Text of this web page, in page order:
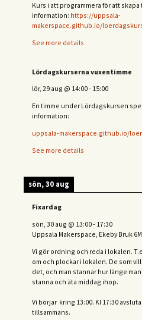
Kurs i att programmera för att
information: https://uppsala-
makerspace.github.io/
See more details
Lördagskurserna vuxentimme
lör, 29 aug @ 14:00- 15:00
En timme under Lördagskursen
information:
uppsala-makerspace.github.io/
See more details
sön, 30 aug
Fixardag
sön, 30 aug @ 13:00- 17:30
Uppsala Makerspace, Ekeby Bruk
Vi gör ordning och reda i lokalen.
om och plockar i lokalen. De som
det, och man stannar hur länge
stanna och äta middag ihop.
Vi börjar kring 13:00. Kl 17:30
tillsammans.